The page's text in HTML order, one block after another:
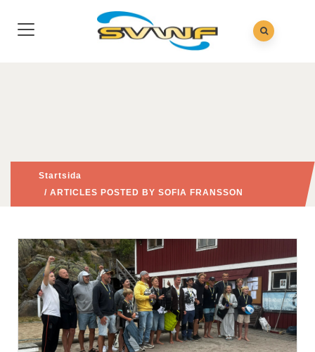
Startsida
/ ARTICLES POSTED BY SOFIA FRANSSON